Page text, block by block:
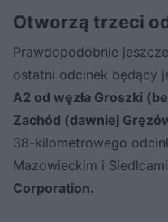
Otworzą trzeci
Prawdopodobnie
ostatni odcinek będący
A2 od węzła Groszki
Zachód (dawniej
38-kilometrowego
Mazowieckim i
Corporation.